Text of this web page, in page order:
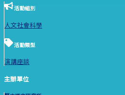
活動組別
人文社會科學
活動類型
演講座談
主辦單位